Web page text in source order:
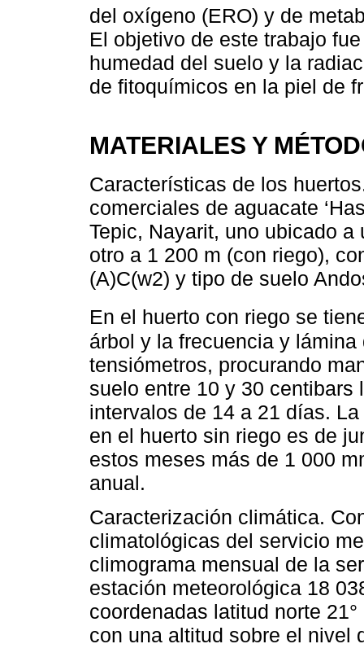
del oxígeno (ERO) y de
El objetivo de este trabajo
humedad del suelo y la
de fitoquímicos en la piel de
MATERIALES Y
Características de los
comerciales de aguacate
Tepic, Nayarit, uno ubicado
otro a 1 200 m (con riego),
(A)C(w2) y tipo de suelo
En el huerto con riego se
árbol y la frecuencia y
tensiómetros, procurando
suelo entre 10 y 30
intervalos de 14 a 21 días.
en el huerto sin riego es de
estos meses más de 1 000
anual.
Caracterización climática.
climatológicas del servicio
climograma mensual de la
estación meteorológica 18
coordenadas latitud norte
con una altitud sobre el nivel